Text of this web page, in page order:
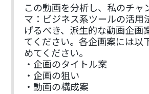
この動画を分析し、私のチャ
マ：ビジネス系ツールの活用
げるべき、派生的な動画企画
てください。各企画案には以
めてください。
・企画のタイトル案
・企画の狙い
・動画の構成案